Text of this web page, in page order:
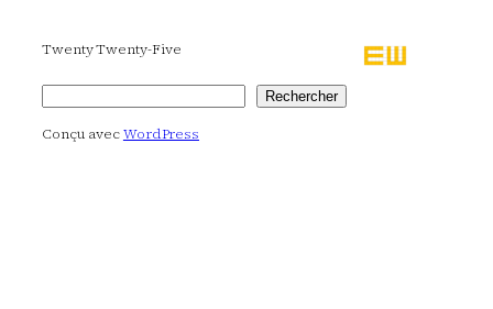
Twenty Twenty-Five
Rechercher Rechercher
Conçu avecWordPress